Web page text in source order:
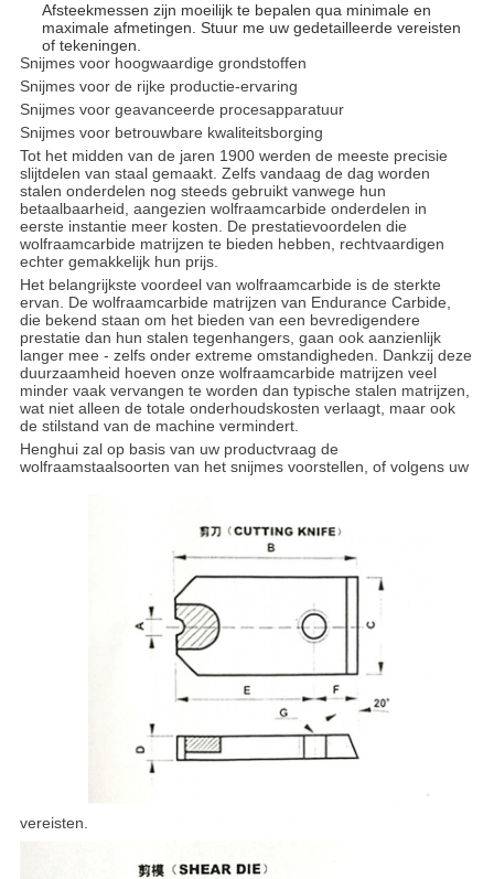
Afsteekmessen zijn moeilijk te bepalen qua minimale en
maximale afmetingen. Stuur me uw gedetailleerde vereisten
of tekeningen.
Snijmes voor hoogwaardige grondstoffen
Snijmes voor de rijke productie-ervaring
Snijmes voor geavanceerde procesapparatuur
Snijmes voor betrouwbare kwaliteitsborging
Tot het midden van de jaren 1900 werden de meeste precisie
slijtdelen van staal gemaakt. Zelfs vandaag de dag worden
stalen onderdelen nog steeds gebruikt vanwege hun
betaalbaarheid, aangezien wolfraamcarbide onderdelen in
eerste instantie meer kosten. De prestatievoordelen die
wolfraamcarbide matrijzen te bieden hebben, rechtvaardigen
echter gemakkelijk hun prijs.
Het belangrijkste voordeel van wolfraamcarbide is de sterkte
ervan. De wolfraamcarbide matrijzen van Endurance Carbide,
die bekend staan om het bieden van een bevredigendere
prestatie dan hun stalen tegenhangers, gaan ook aanzienlijk
langer mee - zelfs onder extreme omstandigheden. Dankzij deze
duurzaamheid hoeven onze wolfraamcarbide matrijzen veel
minder vaak vervangen te worden dan typische stalen matrijzen,
wat niet alleen de totale onderhoudskosten verlaagt, maar ook
de stilstand van de machine vermindert.
Henghui zal op basis van uw productvraag de
wolfraamstaalsoorten van het snijmes voorstellen, of volgens uw
vereisten.